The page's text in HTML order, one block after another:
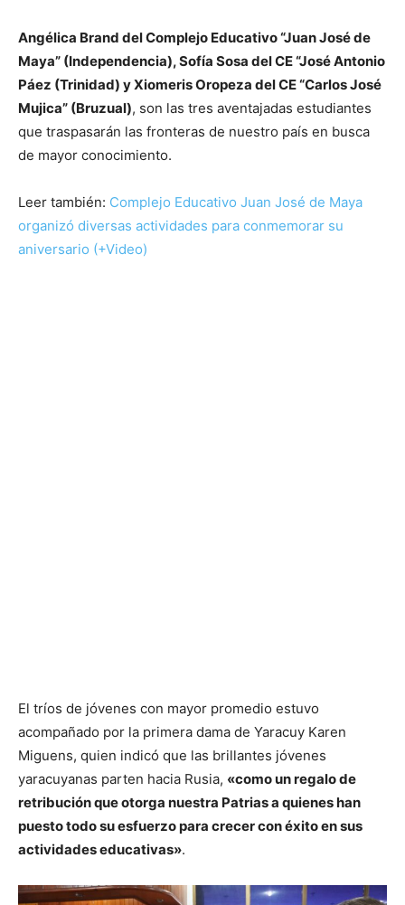
Angélica Brand del Complejo Educativo “Juan José de
Maya” (Independencia), Sofía Sosa del CE “José Antonio
Páez (Trinidad) y Xiomeris Oropeza del CE “Carlos José
Mujica” (Bruzual), son las tres aventajadas estudiantes
que traspasarán las fronteras de nuestro país en busca
de mayor conocimiento.
Leer también: Complejo Educativo Juan José de Maya
organizó diversas actividades para conmemorar su
aniversario (+Video)
El tríos de jóvenes con mayor promedio estuvo
acompañado por la primera dama de Yaracuy Karen
Miguens, quien indicó que las brillantes jóvenes
yaracuyanas parten hacia Rusia, «como un regalo de
retribución que otorga nuestra Patrias a quienes han
puesto todo su esfuerzo para crecer con éxito en sus
actividades educativas».